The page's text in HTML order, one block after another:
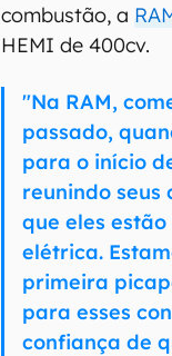
combustão, a
HEMI de 400cv.
"Na RAM,
passado,
para o início
reunindo seus
que eles
elétrica.
primeira
para esses
confiança de